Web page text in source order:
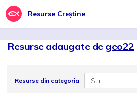
Resurse Creștine
Resurse adaugate de geo22
Resurse din categoria